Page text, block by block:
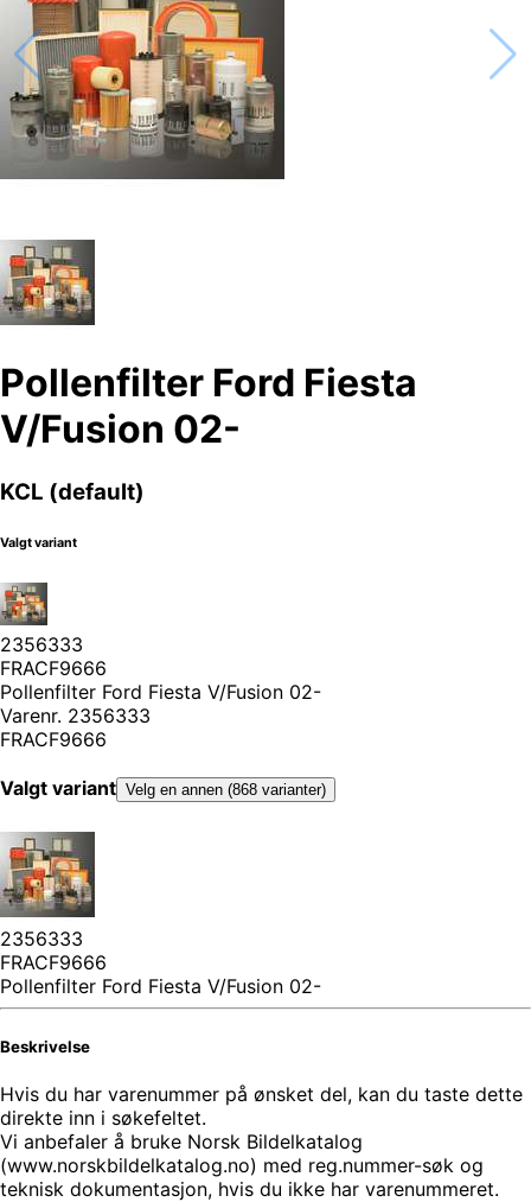
Pollenfilter Ford Fiesta
V/Fusion 02-
KCL (default)
Valgt variant
2356333
FRACF9666
Pollenfilter Ford Fiesta V/Fusion 02-
Varenr. 2356333
FRACF9666
Valgt variant Velg en annen (868 varianter)
2356333
FRACF9666
Pollenfilter Ford Fiesta V/Fusion 02-
Beskrivelse
Hvis du har varenummer på ønsket del, kan du taste dette
direkte inn i søkefeltet.
Vi anbefaler å bruke Norsk Bildelkatalog
(www.norskbildelkatalog.no) med reg.nummer-søk og
teknisk dokumentasjon, hvis du ikke har varenummeret.